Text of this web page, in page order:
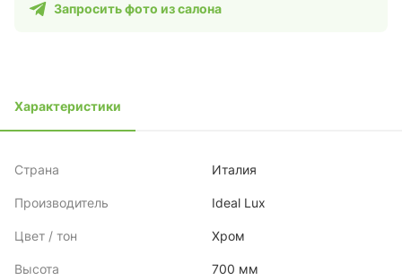
Запросить фото из салона
Характеристики
Страна Италия
Производитель Ideal Lux
Цвет / тон Хром
Высота 700 мм